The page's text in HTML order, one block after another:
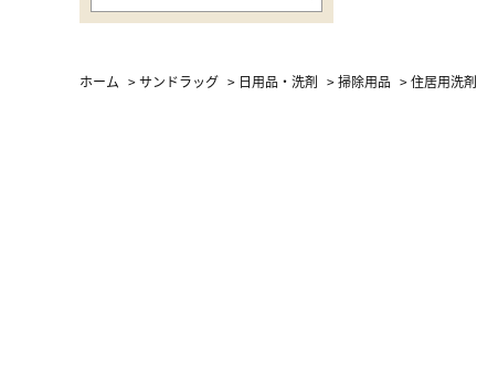
ホーム >サンドラッグ > 日用品・洗剤 >掃除用品 >住居用洗剤